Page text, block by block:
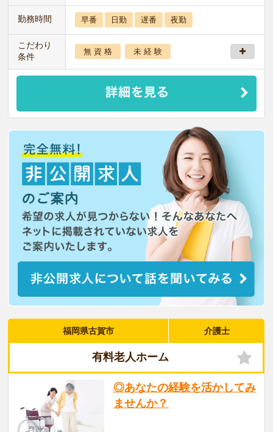
勤務時間 早番 日勤 遅番 夜勤
こだわり
条件
無 資 格 未 経 験
福岡県古賀市 介護士
有料老人ホーム
◎あなたの経験を活かしてみ
ませんか？